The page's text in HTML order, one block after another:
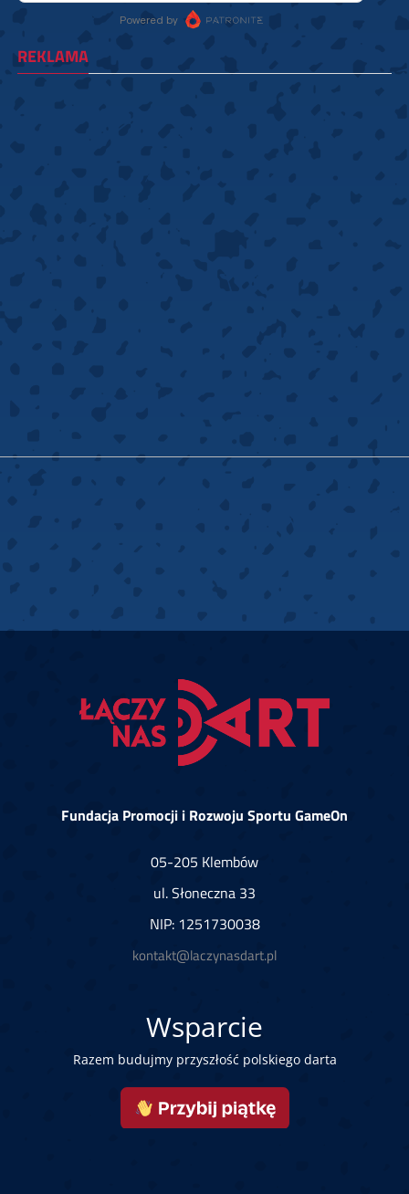
REKLAMA
Fundacja Promocji i Rozwoju Sportu GameOn
05-205 Klembów
ul. Słoneczna 33
NIP: 1251730038
kontakt@laczynasdart.pl
Wsparcie
Razem budujmy przyszłość polskiego darta